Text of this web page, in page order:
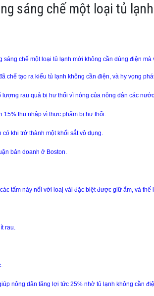
sáng chế một loại tủ
sáng chế một loại tủ lạnh mới không cần dùng điện
chế tạo ra kiểu tủ lạnh không cần điện, và hy vọng
lượng rau quả bị hư thối vì nóng của nông dân các
15% thu nhập vì thực phẩm bị hư thối.
khi trở thành một khối sắt vô dụng.
bản doanh ở Boston.
tấm này nối với loaị vải đặc biệt được giữ ẩm, và
rau.
nông dân tăng lợi tức 25% nhờ tủ lạnh không cần